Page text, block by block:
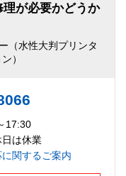
が必要かどうか
（水性大判プリンタ
）
17:30
は休業
関するご案内